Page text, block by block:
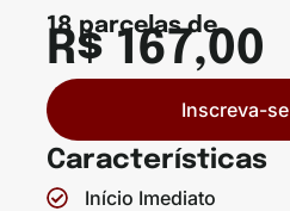
18 parcelas de
R$ 167,00
Inscreva-se
Características
Início Imediato